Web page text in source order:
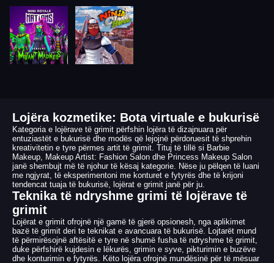
Lojëra kozmetike: Bota virtuale e bukurisë
Kategoria e lojërave të grimit përfshin lojëra të dizajnuara për
entuziastët e bukurisë dhe modës që lejojnë përdoruesit të shprehin
kreativitetin e tyre përmes artit të grimit. Tituj të tillë si Barbie
Makeup, Makeup Artist: Fashion Salon dhe Princess Makeup Salon
janë shembujt më të njohur të kësaj kategorie. Nëse ju pëlqen të luani
me ngjyrat, të eksperimentoni me konturet e fytyrës dhe të krijoni
tendencat tuaja të bukurisë, lojërat e grimit janë për ju.
Teknika të ndryshme grimi të lojërave të
grimit
Lojërat e grimit ofrojnë një gamë të gjerë opsionesh, nga aplikimet
bazë të grimit deri te teknikat e avancuara të bukurisë. Lojtarët mund
të përmirësojnë aftësitë e tyre në shumë fusha të ndryshme të grimit,
duke përfshirë kujdesin e lëkurës, grimin e syve, pikturimin e buzëve
dhe konturimin e fytyrës. Këto lojëra ofrojnë mundësinë për të mësuar